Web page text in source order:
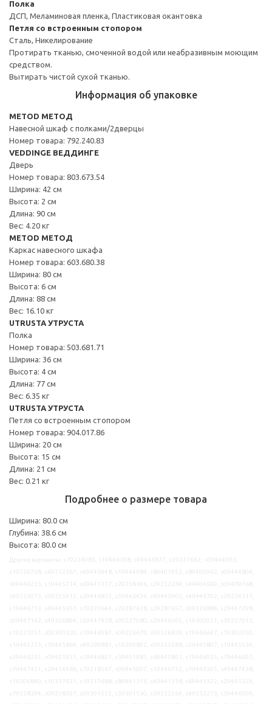
Полка
ДСП, Меламиновая пленка, Пластиковая окантовка
Петля со встроенным стопором
Сталь, Никелирование
Протирать тканью, смоченной водой или неабразивным моющим
средством.
Вытирать чистой сухой тканью.
Информация об упаковке
METOD МЕТОД
Навесной шкаф с полками/2дверцы
Номер товара: 792.240.83
VEDDINGE ВЕДДИНГЕ
Дверь
Номер товара: 803.673.54
Ширина: 42 см
Высота: 2 см
Длина: 90 см
Вес: 4.20 кг
METOD МЕТОД
Каркас навесного шкафа
Номер товара: 603.680.38
Ширина: 80 см
Высота: 6 см
Длина: 88 см
Вес: 16.10 кг
UTRUSTA УТРУСТА
Полка
Номер товара: 503.681.71
Ширина: 36 см
Высота: 4 см
Длина: 77 см
Вес: 6.35 кг
UTRUSTA УТРУСТА
Петля со встроенным стопором
Номер товара: 904.017.86
Ширина: 20 см
Высота: 15 см
Длина: 21 см
Вес: 0.21 кг
Подробнее о размере товара
Ширина: 80.0 см
Глубина: 38.6 см
Высота: 80.0 см